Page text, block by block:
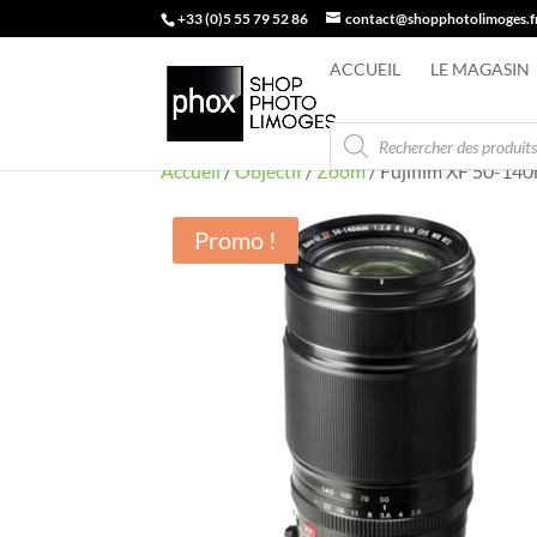
+33 (0)5 55 79 52 86
ACCUEIL LE MAGASIN
Recherche
de
produits
Accueil/Objectif/Zoom/ Fujifilm XF 50-
Promo !